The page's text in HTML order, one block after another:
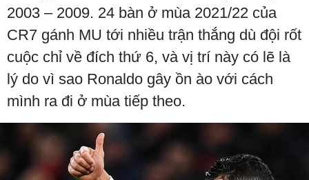
2003 – 2009. 24 bàn ở mùa 2021/22 của
CR7 gánh MU tới nhiều trận thắng dù đội rốt
cuộc chỉ về đích thứ 6, và vị trí này có lẽ là
lý do vì sao Ronaldo gây ồn ào với cách
mình ra đi ở mùa tiếp theo.